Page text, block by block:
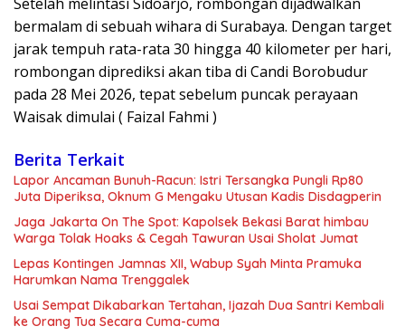
bermalam di sebuah wihara di Surabaya. Dengan target
jarak tempuh rata-rata 30 hingga 40 kilometer per hari,
rombongan diprediksi akan tiba di Candi Borobudur
pada 28 Mei 2026, tepat sebelum puncak perayaan
Waisak dimulai ( Faizal Fahmi )
Berita Terkait
Lapor Ancaman Bunuh-Racun: Istri Tersangka Pungli Rp80
Juta Diperiksa, Oknum G Mengaku Utusan Kadis Disdagperin
Jaga Jakarta On The Spot: Kapolsek Bekasi Barat himbau
Warga Tolak Hoaks & Cegah Tawuran Usai Sholat Jumat
Lepas Kontingen Jamnas XII, Wabup Syah Minta Pramuka
Harumkan Nama Trenggalek
Usai Sempat Dikabarkan Tertahan, Ijazah Dua Santri Kembali
ke Orang Tua Secara Cuma-cuma